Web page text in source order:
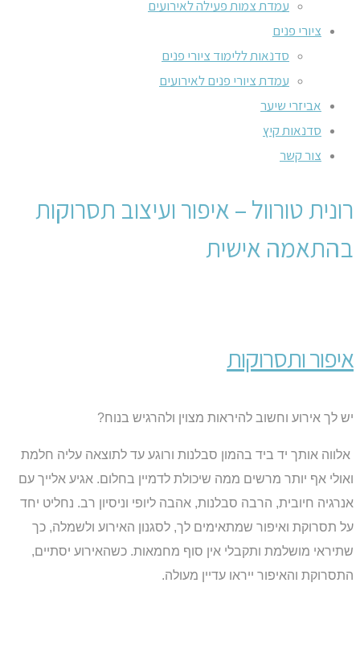
עמדת צמות פעילה לאירועים
ציורי פנים
סדנאות ללימוד ציורי פנים
עמדת ציורי פנים לאירועים
אביזרי שיער
סדנאות קיץ
צור קשר
רונית טורוול – איפור ועיצוב תסרוקות
בהתאמה אישית
איפור ותסרוקות
יש לך אירוע וחשוב להיראות מצוין ולהרגיש בנוח?
אלווה אותך יד ביד בהמון סבלנות ורוגע עד לתוצאה עליה חלמת
ואולי אף יותר מרשים ממה שיכולת לדמיין בחלום. אגיע אלייך עם
אנרגיה חיובית, הרבה סבלנות, אהבה ליופי וניסיון רב. נחליט יחד
על תסרוקת ואיפור שמתאימים לך, לסגנון האירוע ולשמלה, כך
שתיראי מושלמת ותקבלי אין סוף מחמאות. כשהאירוע יסתיים,
התסרוקת והאיפור ייראו עדיין מעולה.